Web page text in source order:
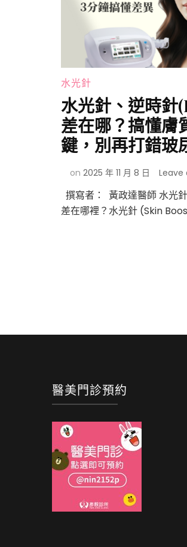
水光針
水光針、逆時
差在哪？搞懂膚
鍵，別再打錯玻
on 2025 年 11 月 8 日
撰寫者： 黃政達醫師 水光
差在哪裡？水光針 (Skin
醫美門診預約